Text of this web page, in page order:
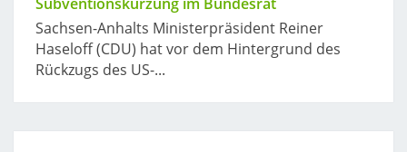
Sachsen-Anhalts Ministerpräsident Reiner
Haseloff (CDU) hat vor dem Hintergrund des
Rückzugs des US-...